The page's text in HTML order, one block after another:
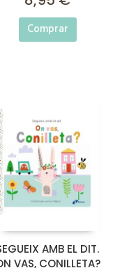
Comprar
AMB EL DIT.
VAS, CONILLETA?